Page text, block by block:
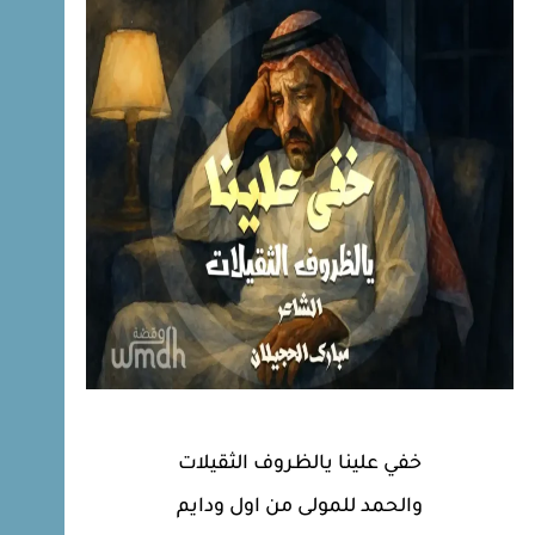
خفي علينا يالظروف الثقيلات
والحمد للمولى من اول ودايم